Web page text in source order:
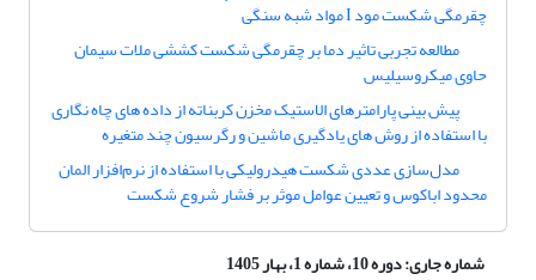
چقرمگی شکست مود I مواد شبه ‌سنگی
مطالعه تجربی تاثیر دما بر چقرمگی‌ شکست کششی ملات‌ سیمان
حاوی میکروسیلیس
پیش بینی پارامترهای الاستیک مخزن کربناته از داده های چاه نگاری
با استفاده از روش های یادگیری ماشین و رگرسیون چند متغیره
مدل‌سازی عددی شکست هیدرولیکی با استفاده از نرم‌افزار المان
محدود اباکوس و تعیین عوامل موثر بر فشار شروع شکست
شماره جاری:دوره 10، شماره 1، بهار 1405